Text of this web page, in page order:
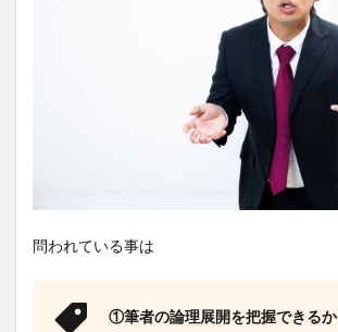
問われている事は
①筆者の論理展開を把握できるか